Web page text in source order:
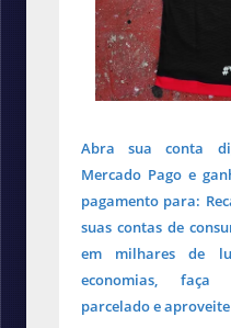
Abra sua conta
Mercado Pago e
pagamento para:
suas contas de
em milhares de
economias, faça
parcelado e